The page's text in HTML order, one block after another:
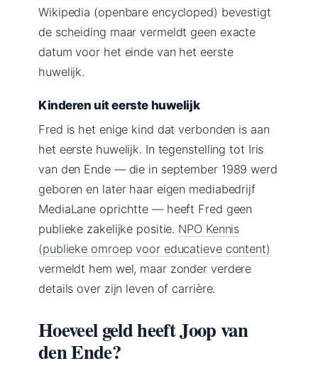
Wikipedia (openbare encycloped) bevestigt
de scheiding maar vermeldt geen exacte
datum voor het einde van het eerste
huwelijk.
Kinderen uit eerste huwelijk
Fred is het enige kind dat verbonden is aan
het eerste huwelijk. In tegenstelling tot Iris
van den Ende — die in september 1989 werd
geboren en later haar eigen mediabedrijf
MediaLane oprichtte — heeft Fred geen
publieke zakelijke positie. NPO Kennis
(publieke omroep voor educatieve content)
vermeldt hem wel, maar zonder verdere
details over zijn leven of carrière.
Hoeveel geld heeft Joop van
den Ende?